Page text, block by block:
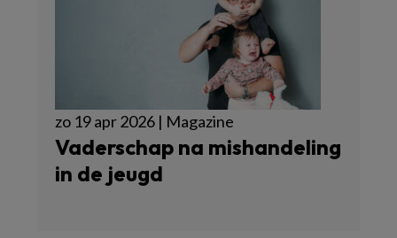
zo 19 apr 2026 | Magazine
Vaderschap na mishandeling
in de jeugd